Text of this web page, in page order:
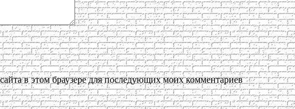
в этом браузере для последующих моих комментариев